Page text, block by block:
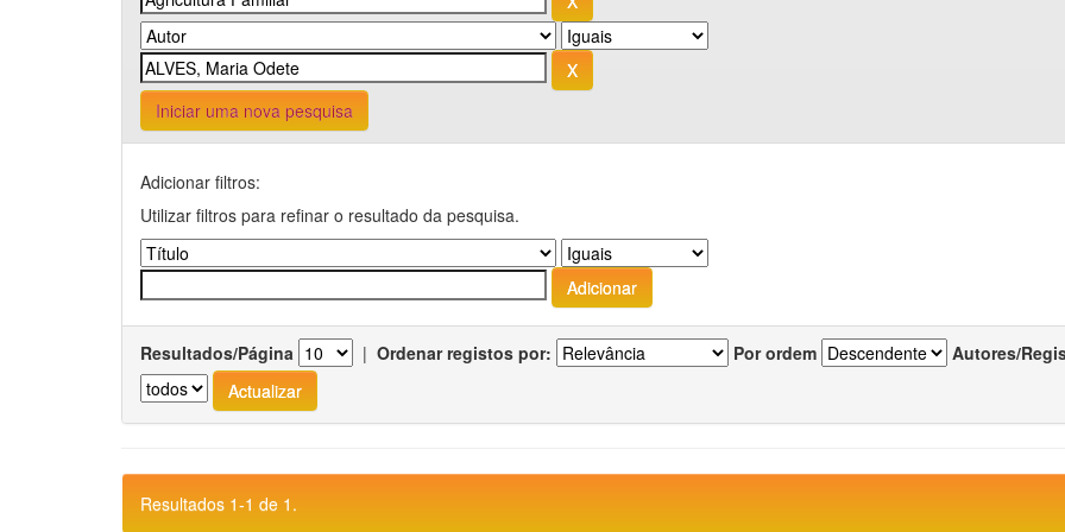
Iniciar uma nova pesquisa
Adicionar filtros:
Utilizar filtros para refinar o resultado da pesquisa.
Resultados/Página | Ordenar registos por: Por ordem Autores/
Resultados 1-1 de 1.